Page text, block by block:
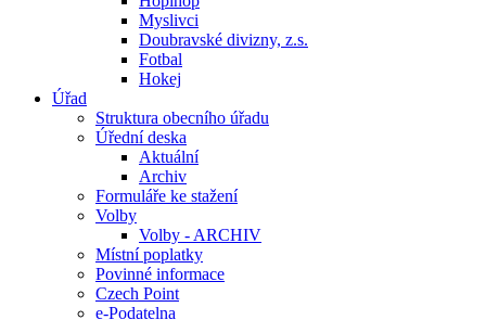
Myslivci
Doubravské divizny, z.s.
Fotbal
Hokej
Úřad
Struktura obecního úřadu
Úřední deska
Aktuální
Archiv
Formuláře ke stažení
Volby
Volby - ARCHIV
Místní poplatky
Povinné informace
Czech Point
e-Podatelna